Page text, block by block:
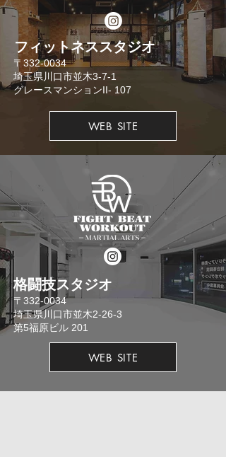
​フィットネススタジオ
​〒332-0034
埼玉県川口市並木3-7-1
​グレースマンションII- 107
WEB SITE
格闘技スタジオ
​〒332-0034
埼玉県川口市並木2-26-3
​第5福原ビル 201
WEB SITE